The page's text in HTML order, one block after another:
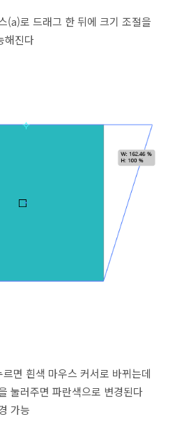
(a)로 드래그 한 뒤에 크기 조절을
해진다
면 흰색 마우스 커서로 바뀌는데
눌러주면 파란색으로 변경된다
가능